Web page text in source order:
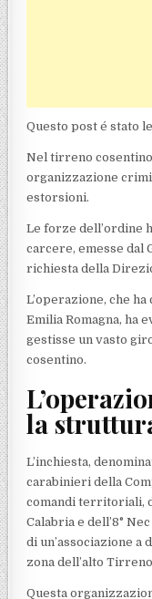
Questo post é stato
Nel tirreno cosentino
organizzazione
estorsioni.
Le forze dell’ordine
carcere, emesse dal
richiesta della
L’operazione, che
Emilia Romagna, ha
gestisse un vasto
cosentino.
la
L’inchiesta,
carabinieri della
comandi territoriali,
Calabria e dell’8°
di un’associazione a
zona dell’alto
Questa